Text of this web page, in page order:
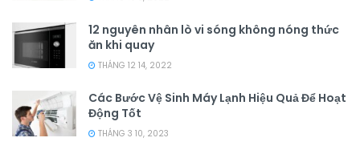
12 nguyên nhân lò vi sóng không nóng thức
ăn khi quay
THÁNG 12 14, 2022
Các Bước Vệ Sinh Máy Lạnh Hiệu Quả Để Hoạt
Động Tốt
THÁNG 3 10, 2023